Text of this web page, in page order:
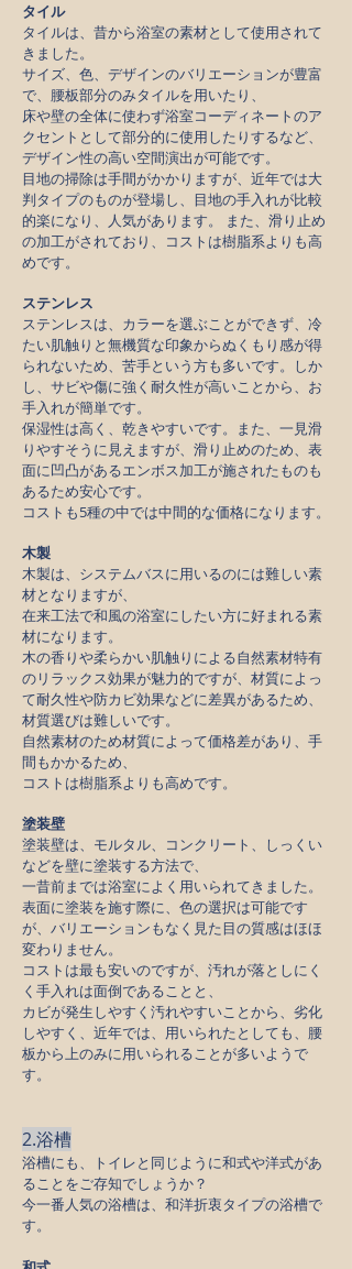
タイル
タイルは、昔から浴室の素材として使用されて
きました。
サイズ、色、デザインのバリエーションが豊富
で、腰板部分のみタイルを用いたり、
床や壁の全体に使わず浴室コーディネートのア
クセントとして部分的に使用したりするなど、
デザイン性の高い空間演出が可能です。
目地の掃除は手間がかかりますが、近年では大
判タイプのものが登場し、目地の手入れが比較
的楽になり、人気があります。 また、滑り止め
の加工がされており、コストは樹脂系よりも高
めです。
ステンレス
ステンレスは、カラーを選ぶことができず、冷
たい肌触りと無機質な印象からぬくもり感が得
られないため、苦手という方も多いです。しか
し、サビや傷に強く耐久性が高いことから、お
手入れが簡単です。
保湿性は高く、乾きやすいです。また、一見滑
りやすそうに見えますが、滑り止めのため、表
面に凹凸があるエンボス加工が施されたものも
あるため安心です。
コストも5種の中では中間的な価格になります。
木製
木製は、システムバスに用いるのには難しい素
材となりますが、
在来工法で和風の浴室にしたい方に好まれる素
材になります。
木の香りや柔らかい肌触りによる自然素材特有
のリラックス効果が魅力的ですが、材質によっ
て耐久性や防カビ効果などに差異があるため、
材質選びは難しいです。
自然素材のため材質によって価格差があり、手
間もかかるため、
コストは樹脂系よりも高めです。
塗装壁
塗装壁は、モルタル、コンクリート、しっくい
などを壁に塗装する方法で、
一昔前までは浴室によく用いられてきました。
表面に塗装を施す際に、色の選択は可能です
が、バリエーションもなく見た目の質感はほほ
変わりません。
コストは最も安いのですが、汚れが落としにく
く手入れは面倒であることと、
カビが発生しやすく汚れやすいことから、劣化
しやすく、近年では、用いられたとしても、腰
板から上のみに用いられることが多いようで
す。
2.浴槽
浴槽にも、トイレと同じように和式や洋式があ
ることをご存知でしょうか？
今一番人気の浴槽は、和洋折衷タイプの浴槽で
す。